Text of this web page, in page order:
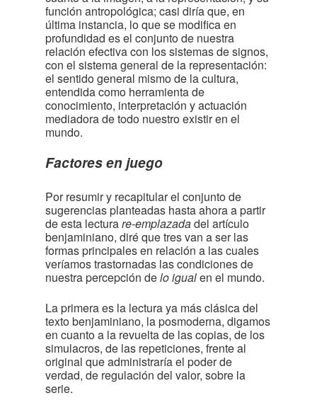
función antropológica; casi diría que, en
última instancia, lo que se modifica en
profundidad es el conjunto de nuestra
relación efectiva con los sistemas de signos,
con el sistema general de la representación:
el sentido general mismo de la cultura,
entendida como herramienta de
conocimiento, interpretación y actuación
mediadora de todo nuestro existir en el
mundo.
Factores en juego
Por resumir y recapitular el conjunto de
sugerencias planteadas hasta ahora a partir
de esta lecturare-emplazadadel artículo
benjaminiano, diré que tres van a ser las
formas principales en relación a las cuales
veríamos trastornadas las condiciones de
nuestra percepción delo igualen el mundo.
La primera es la lectura ya más clásica del
texto benjaminiano, la posmoderna, digamos
en cuanto a la revuelta de las copias, de los
simulacros, de las repeticiones, frente al
original que administraría el poder de
verdad, de regulación del valor, sobre la
serie.